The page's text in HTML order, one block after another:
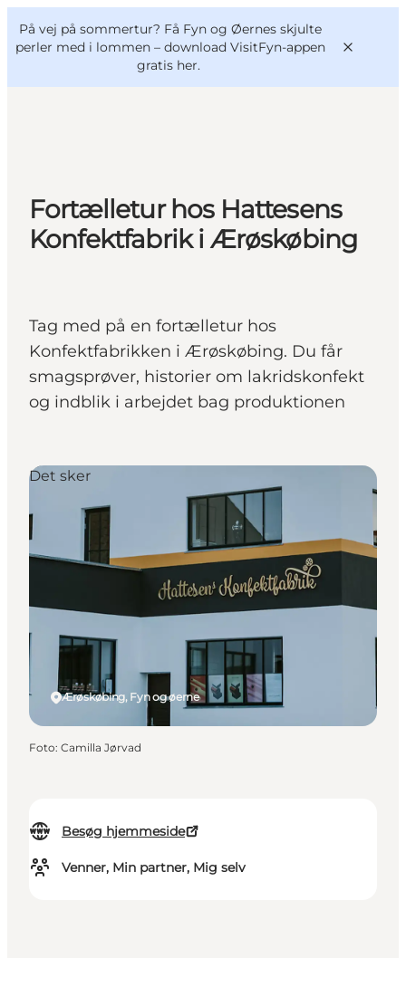
På vej på sommertur? Få Fyn og Øernes skjulte
perler med i lommen – download VisitFyn-appen
gratis her.
Oplevelser
Outdoor
Mad og drikke
VisitFyn
Deutsch
Fortælletur hos Hattesens
Konfektfabrik i Ærøskøbing
Tag med på en fortælletur hos
Konfektfabrikken i Ærøskøbing. Du får
smagsprøver, historier om lakridskonfekt
og indblik i arbejdet bag produktionen
Besøg hjemmeside
Venner, Min partner, Mig selv
Ærøskøbing, Fyn og øerne
Det sker
Foto: Camilla Jørvad